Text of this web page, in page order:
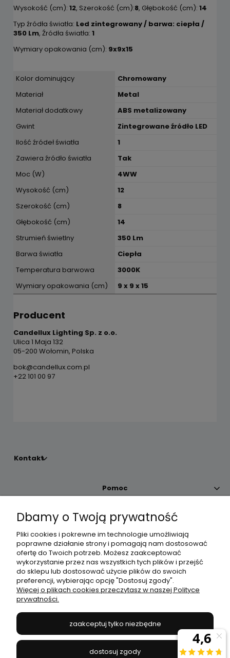
Wysokość (cm): 12, Szerokość (cm):8, Głębokość (cm): 14
Typ źródła światła: Led zintegrowany / barwa: ciepła /
350 Lm, Źródła światła: 1
Wymiary opakowania (cm): 9x9x15
Kolor dominujący
Chromowany
Materiał
Metal
Materiał dodatkowy
ABS metalizowany
Gwint
Zintegrowane źródło LED
Ilość źródeł światła
1
Zawiera źródło światła
Tak
Moc (W)
4WW
Wysokość (cm)
12
Szerokość (cm)
8
Głębokość (cm)
14
Strumień świetlny
350 Lm
Barwa światła
Ciepła
Temperatura barwowa
3000K
Wymiary opakowania (cm)
9 x 9 x 15
Producent
Candellux Lighting Sp. z o.o.
Ulica 1 Maja 132
05-200 Wołomin, Polska
bok@candellux.com.pl
+22 101 00 97
Kontakt
Pomoc
Moje konto
Płatności i dostawa
Informacje
JANEX
669-050-03-43
504 545 749//E-mail:sklep@janexmarket.pl
Dbamy o Twoją prywatność
Pliki cookies i pokrewne im technologie umożliwiają
poprawne działanie strony i pomagają nam dostosować
ofertę do Twoich potrzeb. Możesz zaakceptować
wykorzystanie przez nas wszystkich tych plików i przejść
do sklepu lub dostosować użycie plików do swoich
preferencji, wybierając opcję "Dostosuj zgody".
Więcej o plikach cookies przeczytasz w naszej Polityce
prywatności.
zaakceptuj tylko niezbędne
dostosuj zgody